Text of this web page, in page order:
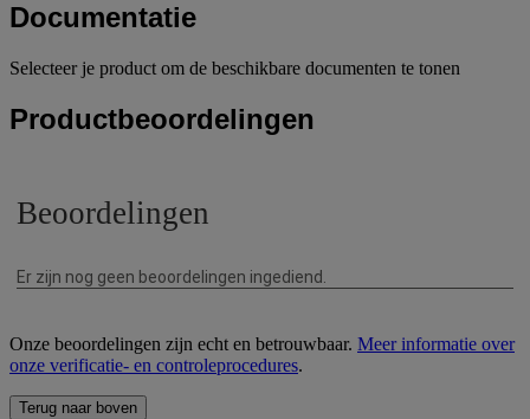
Documentatie
Selecteer je product om de beschikbare documenten te tonen
Productbeoordelingen
Onze beoordelingen zijn echt en betrouwbaar. Meer informatie over
onze verificatie- en controleprocedures.
Terug naar boven